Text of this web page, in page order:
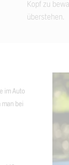
Kopf zu
überstehen.
im Auto
man bei